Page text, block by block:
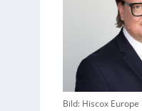
Bild: Hiscox